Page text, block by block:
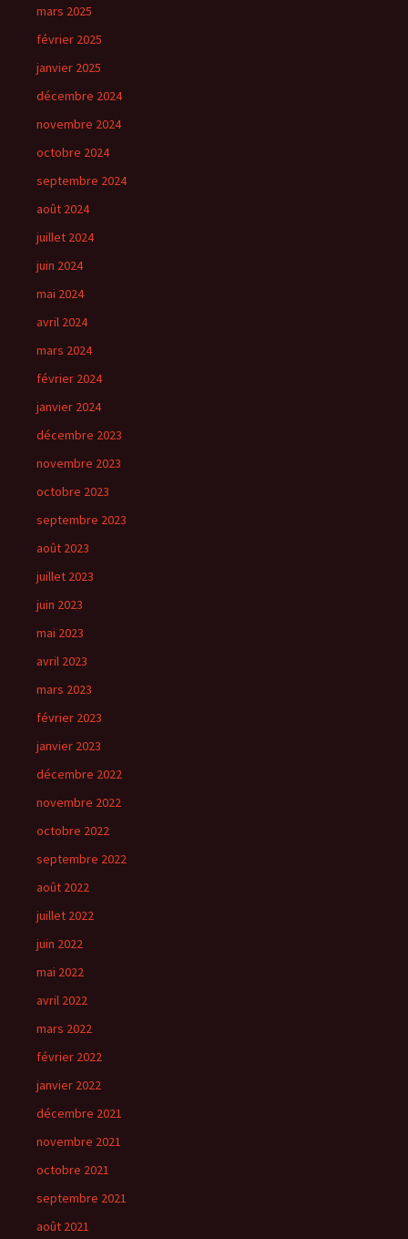
mars 2025
février 2025
janvier 2025
décembre 2024
novembre 2024
octobre 2024
septembre 2024
août 2024
juillet 2024
juin 2024
mai 2024
avril 2024
mars 2024
février 2024
janvier 2024
décembre 2023
novembre 2023
octobre 2023
septembre 2023
août 2023
juillet 2023
juin 2023
mai 2023
avril 2023
mars 2023
février 2023
janvier 2023
décembre 2022
novembre 2022
octobre 2022
septembre 2022
août 2022
juillet 2022
juin 2022
mai 2022
avril 2022
mars 2022
février 2022
janvier 2022
décembre 2021
novembre 2021
octobre 2021
septembre 2021
août 2021